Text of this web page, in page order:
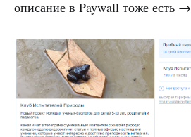
описание в Paywall тоже есть →